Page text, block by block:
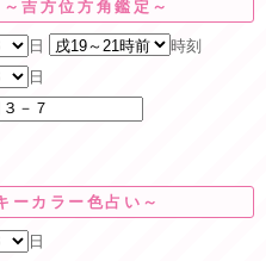
吉方位方角鑑定～
日
時刻
日
ーカラー色占い～
日